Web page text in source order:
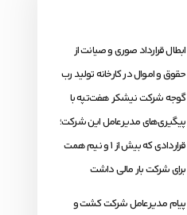
ابطال قرارداد صوری و صیانت از
حقوق و اموال در کارخانه تولید رب
گوجه شرکت نیشکر هفت‌تپه با
پیگیری‌های مدیرعامل این شرکت؛
قراردادی که بیش از ۱ و نیم همت
برای شرکت بار مالی داشت
پیام مدیرعامل شرکت کشت و